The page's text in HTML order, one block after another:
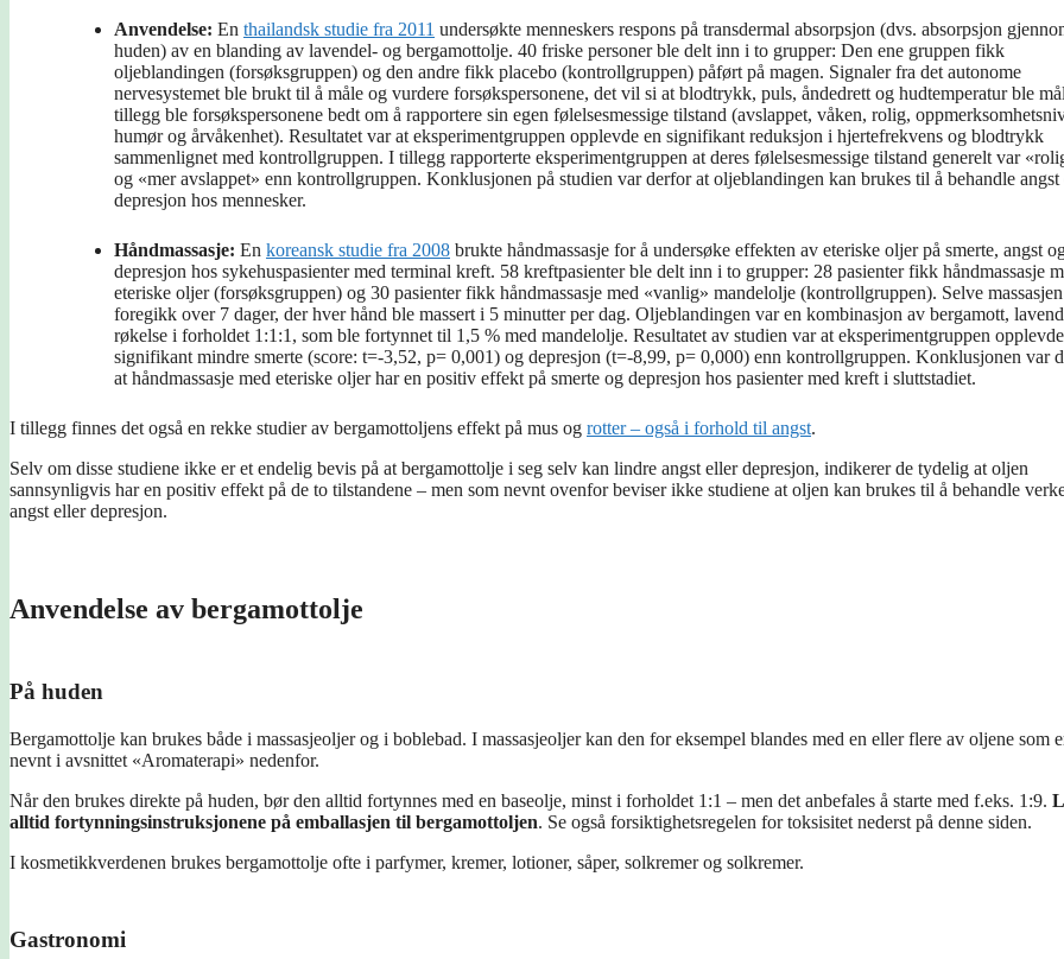
Anvendelse: En thailandsk studie fra 2011 undersøkte menneskers respons på transdermal absorpsjon (dvs. absorpsjon
huden) av en blanding av lavendel- og bergamottolje. 40 friske personer ble delt inn i to grupper: Den ene gruppen fikk
oljeblandingen (forsøksgruppen) og den andre fikk placebo (kontrollgruppen) påført på magen. Signaler fra det autonome
nervesystemet ble brukt til å måle og vurdere forsøkspersonene, det vil si at blodtrykk, puls, åndedrett og hudtemperatur ble
tillegg ble forsøkspersonene bedt om å rapportere sin egen følelsesmessige tilstand (avslappet, våken, rolig,
humør og årvåkenhet). Resultatet var at eksperimentgruppen opplevde en signifikant reduksjon i hjertefrekvens og blodtrykk
sammenlignet med kontrollgruppen. I tillegg rapporterte eksperimentgruppen at deres følelsesmessige tilstand generelt var
og «mer avslappet» enn kontrollgruppen. Konklusjonen på studien var derfor at oljeblandingen kan brukes til å behandle angst
depresjon hos mennesker.
Håndmassasje: En koreansk studie fra 2008 brukte håndmassasje for å undersøke effekten av eteriske oljer på smerte, angst
depresjon hos sykehuspasienter med terminal kreft. 58 kreftpasienter ble delt inn i to grupper: 28 pasienter fikk håndmassasje
eteriske oljer (forsøksgruppen) og 30 pasienter fikk håndmassasje med «vanlig» mandelolje (kontrollgruppen). Selve massasjen
foregikk over 7 dager, der hver hånd ble massert i 5 minutter per dag. Oljeblandingen var en kombinasjon av bergamott,
røkelse i forholdet 1:1:1, som ble fortynnet til 1,5 % med mandelolje. Resultatet av studien var at eksperimentgruppen opplevde
signifikant mindre smerte (score: t=-3,52, p= 0,001) og depresjon (t=-8,99, p= 0,000) enn kontrollgruppen. Konklusjonen var
at håndmassasje med eteriske oljer har en positiv effekt på smerte og depresjon hos pasienter med kreft i sluttstadiet.
I tillegg finnes det også en rekke studier av bergamottoljens effekt på mus og rotter – også i forhold til angst.
Selv om disse studiene ikke er et endelig bevis på at bergamottolje i seg selv kan lindre angst eller depresjon, indikerer de tydelig at oljen
sannsynligvis har en positiv effekt på de to tilstandene – men som nevnt ovenfor beviser ikke studiene at oljen kan brukes til å behandle
angst eller depresjon.
Anvendelse av bergamottolje
På huden
Bergamottolje kan brukes både i massasjeoljer og i boblebad. I massasjeoljer kan den for eksempel blandes med en eller flere av oljene som
nevnt i avsnittet «Aromaterapi» nedenfor.
Når den brukes direkte på huden, bør den alltid fortynnes med en baseolje, minst i forholdet 1:1 – men det anbefales å starte med f.eks. 1:9.
alltid fortynningsinstruksjonene på emballasjen til bergamottoljen. Se også forsiktighetsregelen for toksisitet nederst på denne siden.
I kosmetikkverdenen brukes bergamottolje ofte i parfymer, kremer, lotioner, såper, solkremer og solkremer.
Gastronomi